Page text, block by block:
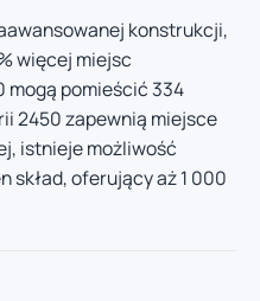
konstrukcji,
więcej miejsc
mogą pomieścić 334
2450 zapewnią miejsce
istnieje możliwość
skład, oferujący aż 1 000